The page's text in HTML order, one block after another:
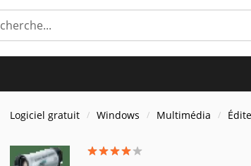
Logiciel gratuit Windows Multimédia